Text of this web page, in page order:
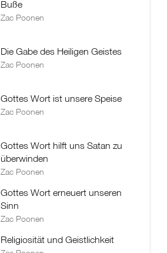
Buße
Zac Poonen
Die Gabe des Heiligen Geistes
Zac Poonen
Gottes Wort ist unsere Speise
Zac Poonen
Gottes Wort hilft uns Satan zu
überwinden
Zac Poonen
Gottes Wort erneuert unseren
Sinn
Zac Poonen
Religiosität und Geistlichkeit